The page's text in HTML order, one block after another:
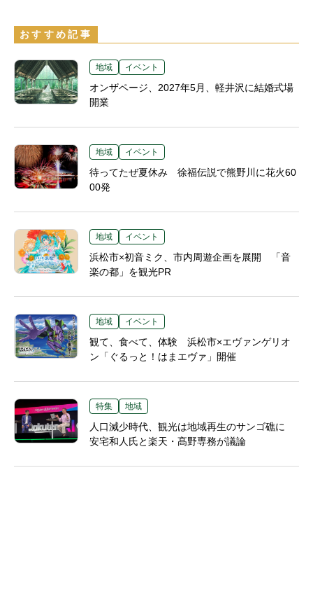
おすすめ記事
地域 イベント
オンザページ、2027年5月、軽井沢に結婚式場
開業
地域 イベント
待ってたぜ夏休み 徐福伝説で熊野川に花火60
00発
地域 イベント
浜松市×初音ミク、市内周遊企画を展開 「音
楽の都」を観光PR
地域 イベント
観て、食べて、体験 浜松市×エヴァンゲリオ
ン「ぐるっと！はまエヴァ」開催
特集 地域
人口減少時代、観光は地域再生のサンゴ礁に
安宅和人氏と楽天・髙野専務が議論